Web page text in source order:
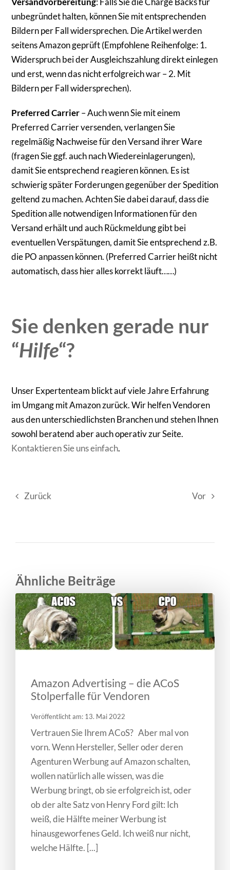
unbegründet halten, können Sie mit entsprechenden
Bildern per Fall widersprechen. Die Artikel werden
seitens Amazon geprüft (Empfohlene Reihenfolge: 1.
Widerspruch bei der Ausgleichszahlung direkt einlegen
und erst, wenn das nicht erfolgreich war – 2. Mit
Bildern per Fall widersprechen).
Preferred Carrier– Auch wenn Sie mit einem
Preferred Carrier versenden, verlangen Sie
regelmäßig Nachweise für den Versand ihrer Ware
(fragen Sie ggf. auch nach Wiedereinlagerungen),
damit Sie entsprechend reagieren können. Es ist
schwierig später Forderungen gegenüber der Spedition
geltend zu machen. Achten Sie dabei darauf, dass die
Spedition alle notwendigen Informationen für den
Versand erhält und auch Rückmeldung gibt bei
eventuellen Verspätungen, damit Sie entsprechend z.B.
die PO anpassen können. (Preferred Carrier heißt nicht
automatisch, dass hier alles korrekt läuft……)
Sie denken gerade nur
“Hilfe“?
Unser Expertenteam blickt auf viele Jahre Erfahrung
im Umgang mit Amazon zurück. Wir helfen Vendoren
aus den unterschiedlichsten Branchen und stehen Ihnen
sowohl beratend aber auch operativ zur Seite.
Kontaktieren Sie uns einfach.
Zurück Vor
Ähnliche Beiträge
Amazon Advertising – die ACoS
Stolperfalle für Vendoren
Veröffentlicht am: 13. Mai 2022
Vertrauen Sie Ihrem ACoS? Aber mal von
vorn. Wenn Hersteller, Seller oder deren
Agenturen Werbung auf Amazon schalten,
wollen natürlich alle wissen, was die
Werbung bringt, ob sie erfolgreich ist, oder
ob der alte Satz von Henry Ford gilt: Ich
weiß, die Hälfte meiner Werbung ist
hinausgeworfenes Geld. Ich weiß nur nicht,
welche Hälfte. [...]